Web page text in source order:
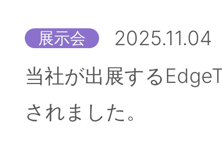
展示会
2025.11.04
当社が出展する
されました。